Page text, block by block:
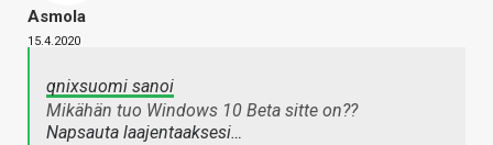
Asmola
15.4.2020
qnixsuomi sanoi
Mikähän tuo Windows 10 Beta sitte on??
Napsauta laajentaaksesi…